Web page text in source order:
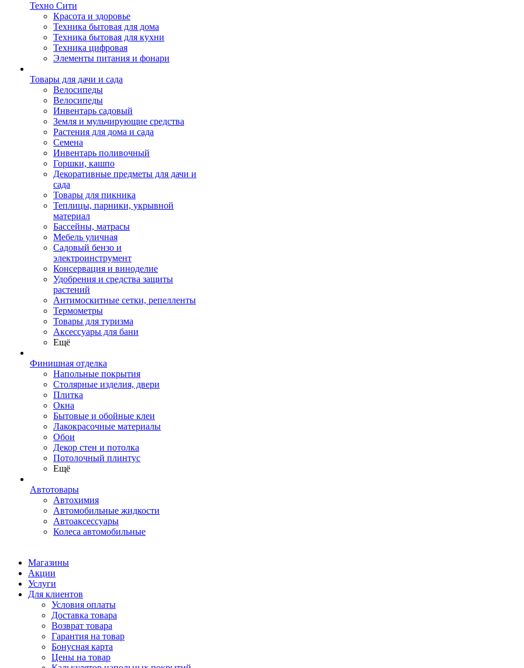
Техно Сити
Красота и здоровье
Техника бытовая для дома
Техника бытовая для кухни
Техника цифровая
Элементы питания и фонари
Товары для дачи и сада
Велосипеды
Велосипеды
Инвентарь садовый
Земля и мульчирующие средства
Растения для дома и сада
Семена
Инвентарь поливочный
Горшки, кашпо
Декоративные предметы для дачи и
сада
Товары для пикника
Теплицы, парники, укрывной
материал
Бассейны, матрасы
Мебель уличная
Садовый бензо и
электроинструмент
Консервация и виноделие
Удобрения и средства защиты
растений
Антимоскитные сетки, репелленты
Термометры
Товары для туризма
Аксессуары для бани
Ещё
Финишная отделка
Напольные покрытия
Столярные изделия, двери
Плитка
Окна
Бытовые и обойные клеи
Лакокрасочные материалы
Обои
Декор стен и потолка
Потолочный плинтус
Ещё
Автотовары
Автохимия
Автомобильные жидкости
Автоаксессуары
Колеса автомобильные
Магазины
Акции
Услуги
Для клиентов
Условия оплаты
Доставка товара
Возврат товара
Гарантия на товар
Бонусная карта
Цены на товар